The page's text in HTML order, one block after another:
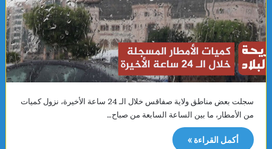
سجلت بعض مناطق ولاية صفاقس خلال الـ 24 ساعة الأخيرة، نزول كميات
من الأمطار، ما بين الساعة السابعة من صباح…
أكمل القراءة »